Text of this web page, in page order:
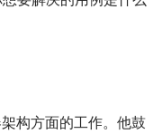
构方面的工作。他鼓